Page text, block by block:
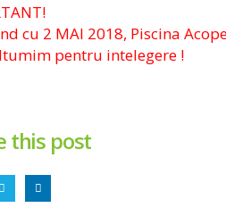
cu 2 MAI 2018, Piscina
pentru intelegere !
this post